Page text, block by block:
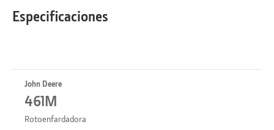
Especificaciones
John Deere
461M
Rotoenfardadora